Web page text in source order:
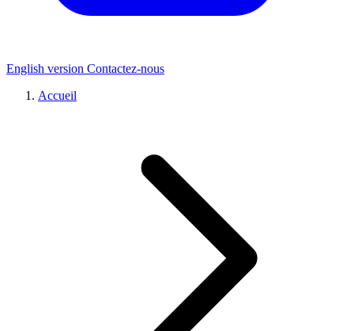
English version Contactez-nous
Accueil